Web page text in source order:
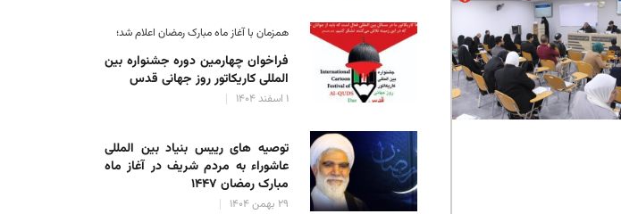
همزمان با آغاز ماه مبارک رمضان اعلام شد؛
فراخوان چهارمین دوره جشنواره بین
المللی کاریکاتور روز جهانی قدس
۱ اسفند ۱۴۰۴
توصیه های رییس بنیاد بین المللی
عاشوراء به مردم شریف در آغاز ماه
مبارک رمضان ۱۴۴۷
۲۹ بهمن ۱۴۰۴